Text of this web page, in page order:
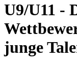
U9/U11 -
junge